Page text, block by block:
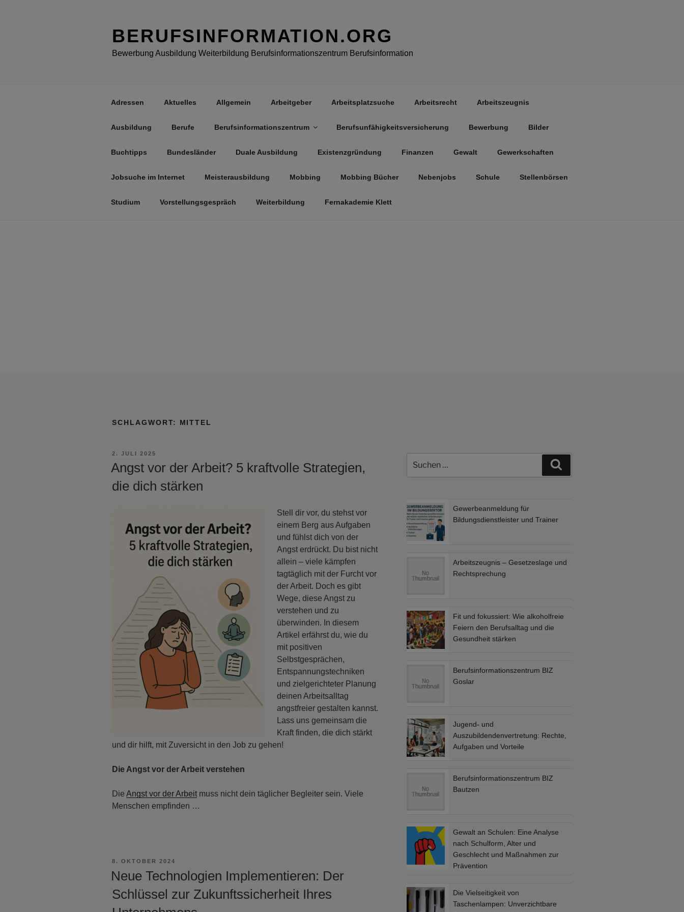
BERUFSINFORMATION.ORG
Bewerbung Ausbildung Weiterbildung Berufsinformationszentrum Berufsinformation
Adressen Aktuelles Allgemein Arbeitgeber Arbeitsplatzsuche Arbeitsrecht Arbeitszeugnis
Ausbildung Berufe Berufsinformationszentrum Berufsunfähigkeitsversicherung Bewerbung Bilder
Buchtipps Bundesländer Duale Ausbildung Existenzgründung Finanzen Gewalt Gewerkschaften
Jobsuche im Internet Meisterausbildung Mobbing Mobbing Bücher Nebenjobs Schule Stellenbörsen
Studium Vorstellungsgespräch Weiterbildung Fernakademie Klett
SCHLAGWORT: MITTEL
VERÖFFENTLICHT
2. JULI 2025
Angst vor der Arbeit? 5 kraftvolle Strategien,
die dich stärken
Stell dir vor, du stehst vor
einem Berg aus Aufgaben
und fühlst dich von der
Angst erdrückt. Du bist nicht
allein – viele kämpfen
tagtäglich mit der Furcht vor
der Arbeit. Doch es gibt
Wege, diese Angst zu
verstehen und zu
überwinden. In diesem
Artikel erfährst du, wie du
mit positiven
Selbstgesprächen,
Entspannungstechniken
und zielgerichteter Planung
deinen Arbeitsalltag
angstfreier gestalten kannst.
Lass uns gemeinsam die
Kraft finden, die dich stärkt
und dir hilft, mit Zuversicht in den Job zu gehen!
Die Angst vor der Arbeit verstehen
Die Angst vor der Arbeit muss nicht dein täglicher Begleiter sein. Viele
Menschen empfinden …
VERÖFFENTLICHT
8. OKTOBER 2024
Neue Technologien Implementieren: Der
Schlüssel zur Zukunftssicherheit Ihres
nach:
Gewerbeanmeldung für
Bildungsdienstleister und Trainer
Arbeitszeugnis – Gesetzeslage und
Rechtsprechung
Fit und fokussiert: Wie alkoholfreie
Feiern den Berufsalltag und die
Gesundheit stärken
Berufsinformationszentrum BIZ
Goslar
Jugend- und
Auszubildendenvertretung: Rechte,
Aufgaben und Vorteile
Berufsinformationszentrum BIZ
Bautzen
Gewalt an Schulen: Eine Analyse
nach Schulform, Alter und
Geschlecht und Maßnahmen zur
Prävention
Die Vielseitigkeit von
Taschenlampen: Unverzichtbare